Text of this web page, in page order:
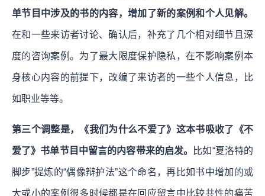
单节目中涉及的书的内容，增加了新的案例和个人见解。
在和一些来访者讨论、确认后，补充了几个相对细节且深
度的咨询案例。为了最大限度保护隐私，在不影响案例本
身核心内容的前提下，改编了来访者的一些个人信息，比
如职业等等。
第三个调整是，《我们为什么不爱了》这本书吸收了《不
爱了》书单节目中留言的内容带来的启发。 比如“夏洛特的
脚步”提炼的“偶像辩护法”这个命名，再比如书中增加的或
大或小的案例很多时候都是在回应留言中比较共性的痛苦